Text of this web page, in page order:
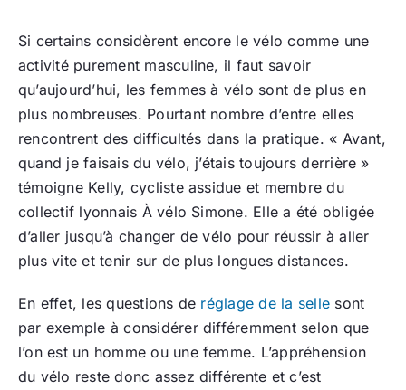
Si certains considèrent encore le vélo comme une
activité purement masculine, il faut savoir
qu’aujourd’hui, les femmes à vélo sont de plus en
plus nombreuses. Pourtant nombre d’entre elles
rencontrent des difficultés dans la pratique. « Avant,
quand je faisais du vélo, j’étais toujours derrière »
témoigne Kelly, cycliste assidue et membre du
collectif lyonnais À vélo Simone. Elle a été obligée
d’aller jusqu’à changer de vélo pour réussir à aller
plus vite et tenir sur de plus longues distances.
En effet, les questions de réglage de la selle sont
par exemple à considérer différemment selon que
l’on est un homme ou une femme. L’appréhension
du vélo reste donc assez différente et c’est